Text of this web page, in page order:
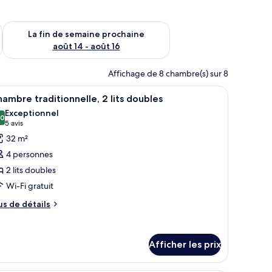
semaine août 7 - août 9
La fin de semaine prochaine
août 14 - août 16
Vérifier la disponibilité pour la fin de semaine prochaine août
Affichage de 8 chambre(s) sur 8
un bureau avec une chaise, une télévision et une fenêtre avec des rideaux.
:
Une chambre d’hôtel avec deux lits, un
5 traditionnelle, 2 lits doubles
sur 10
Exceptionnel
5 avis
(5 avis)
32 m²
4 personnes
2 lits doubles
Wi-Fi gratuit
de détails
Afficher les prix